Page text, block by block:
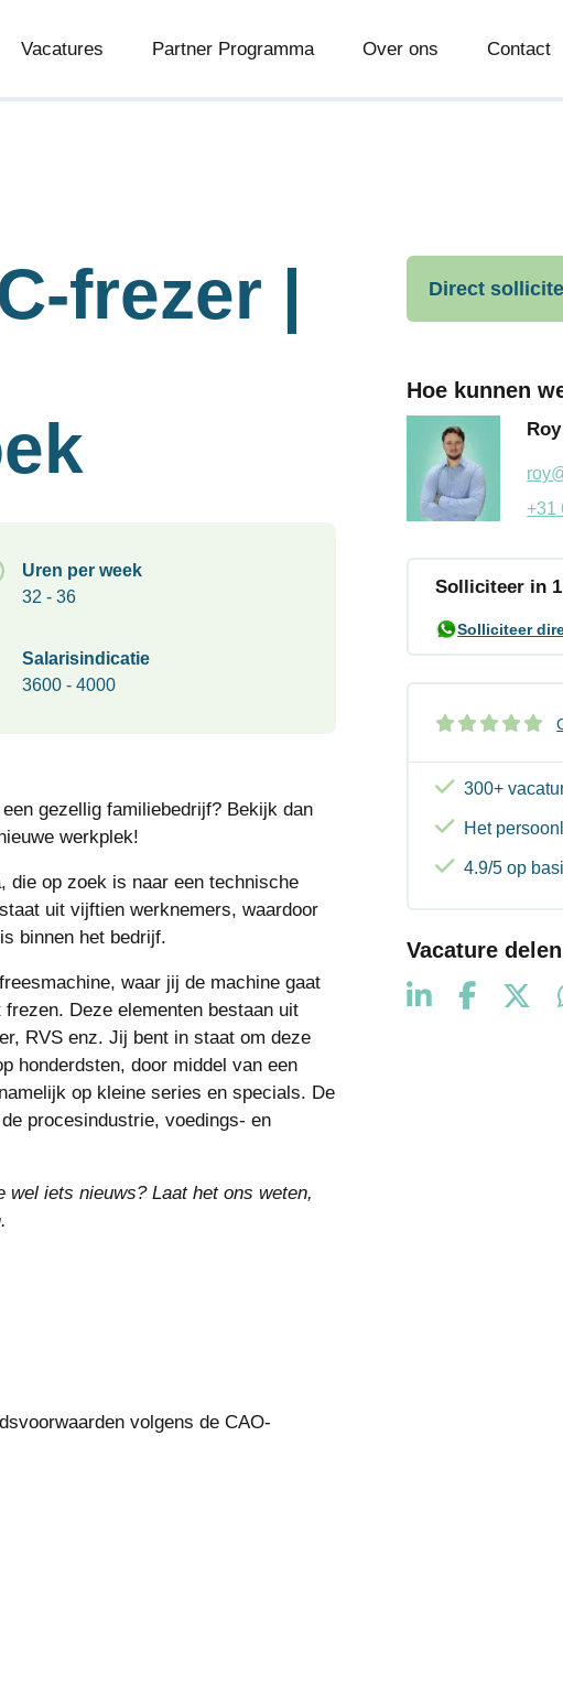
Vacatures Partner Programma Over ons Contact
frezer |
Uren per week
32 - 36
Salarisindicatie
3600 - 4000
gezellig familiebedrijf? Bekijk dan
werkplek!
die op zoek is naar een technische
uit vijftien werknemers, waardoor
binnen het bedrijf.
waar jij de machine gaat
Deze elementen bestaan uit
RVS enz. Jij bent in staat om deze
honderdsten, door middel van een
op kleine series en specials. De
procesindustrie, voedings- en
iets nieuws? Laat het ons weten,
volgens de CAO-
Direct
Hoe kunnen
+31
Solliciteer in
Solliciteer
300+
Het
4.9/5 op
Vacature delen